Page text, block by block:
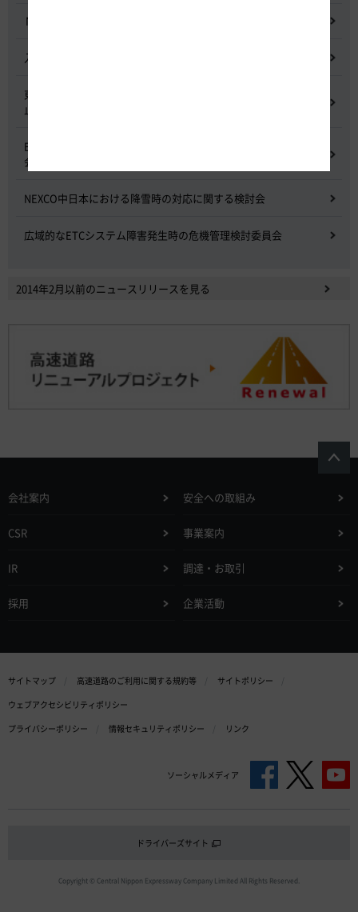
NEXCO中日本グループの経営上の課題と取組み
入札に係る不正行為に関する調査及び再発防止のための委員会
東名高速道路 中吉田高架橋 塗装塗替え工事による火災事故再発防
止委員会
E20 中央道を跨ぐ橋梁の耐震補強工事施工不良に関する調査委員
会
NEXCO中日本における降雪時の対応に関する検討会
広域的なETCシステム障害発生時の危機管理検討委員会
2014年2月以前のニュースリリースを見る
会社案内 安全への取組み
CSR 事業案内
IR 調達・お取引
採用 企業活動
サイトマップ 高速道路のご利用に関する規約等
サイトポリシー
ウェブアクセシビリティポリシー
プライバシーポリシー
情報セキュリティポリシー リンク
ソーシャルメディア
ドライバーズサイト
Copyright © Central Nippon Expressway Company Limited All Rights Reserved.